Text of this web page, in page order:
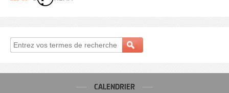
CALENDRIER